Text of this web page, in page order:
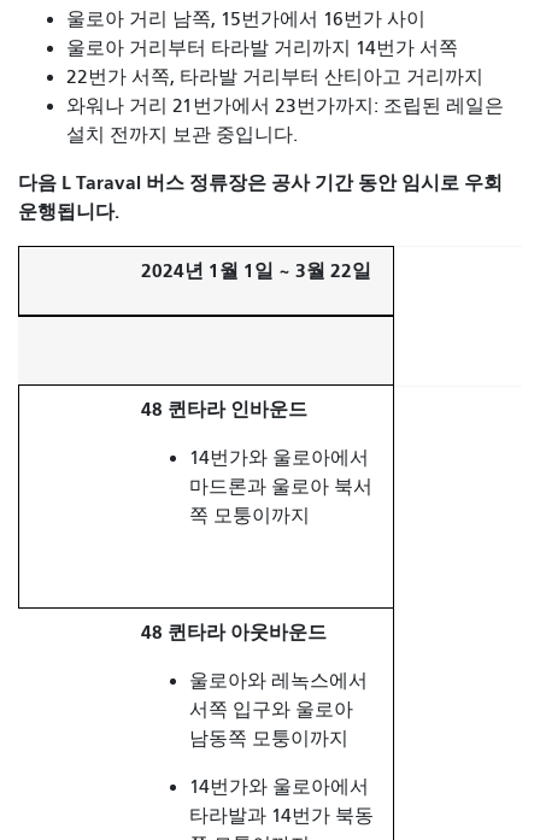
울로아 거리 남쪽, 15번가에서 16번가 사이
울로아 거리부터 타라발 거리까지 14번가 서쪽
22번가 서쪽, 타라발 거리부터 산티아고 거리까지
와워나 거리 21번가에서 23번가까지: 조립된 레일은
설치 전까지 보관 중입니다.
다음 L Taraval 버스 정류장은 공사 기간 동안 임시로 우회
운행됩니다.
2024년 1월 1일 ~ 3월 22일
48 퀸타라 인바운드
14번가와 울로아에서
마드론과 울로아 북서
쪽 모퉁이까지
48 퀸타라 아웃바운드
울로아와 레녹스에서
서쪽 입구와 울로아
남동쪽 모퉁이까지
14번가와 울로아에서
타라발과 14번가 북동